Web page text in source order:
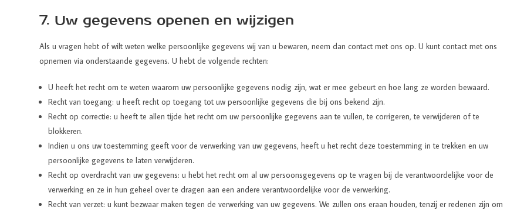
7. Uw gegevens openen en wijzigen
Als u vragen hebt of wilt weten welke persoonlijke gegevens wij van u bewaren, neem dan contact met ons op. U kunt contact met ons
opnemen via onderstaande gegevens. U hebt de volgende rechten:
U heeft het recht om te weten waarom uw persoonlijke gegevens nodig zijn, wat er mee gebeurt en hoe lang ze worden bewaard.
Recht van toegang: u heeft recht op toegang tot uw persoonlijke gegevens die bij ons bekend zijn.
Recht op correctie: u heeft te allen tijde het recht om uw persoonlijke gegevens aan te vullen, te corrigeren, te verwijderen of te
blokkeren.
Indien u ons uw toestemming geeft voor de verwerking van uw gegevens, heeft u het recht deze toestemming in te trekken en uw
persoonlijke gegevens te laten verwijderen.
Recht op overdracht van uw gegevens: u hebt het recht om al uw persoonsgegevens op te vragen bij de verantwoordelijke voor de
verwerking en ze in hun geheel over te dragen aan een andere verantwoordelijke voor de verwerking.
Recht van verzet: u kunt bezwaar maken tegen de verwerking van uw gegevens. We zullen ons eraan houden, tenzij er redenen zijn om